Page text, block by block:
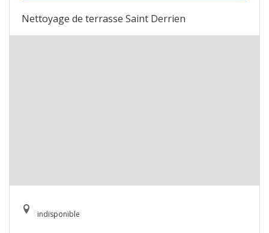
Nettoyage de terrasse Saint Derrien
indisponible